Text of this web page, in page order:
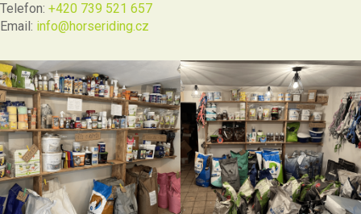
Telefon: +420 739 521 657
Email: info@horseriding.cz